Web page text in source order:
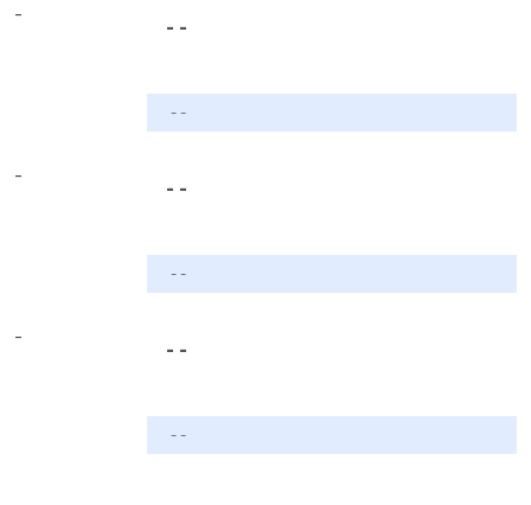
-
- -
- -
-
- -
- -
-
- -
- -